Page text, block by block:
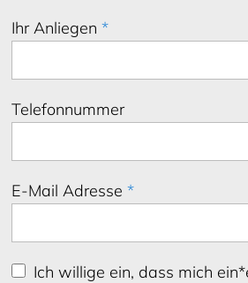
Ihr Anliegen*
Telefonnummer
E-Mail Adresse*
Ich willige ein, dass mich